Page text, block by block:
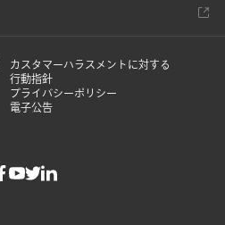
カスタマーハラスメントに対する
行動指針
プライバシーポリシー
電子公告